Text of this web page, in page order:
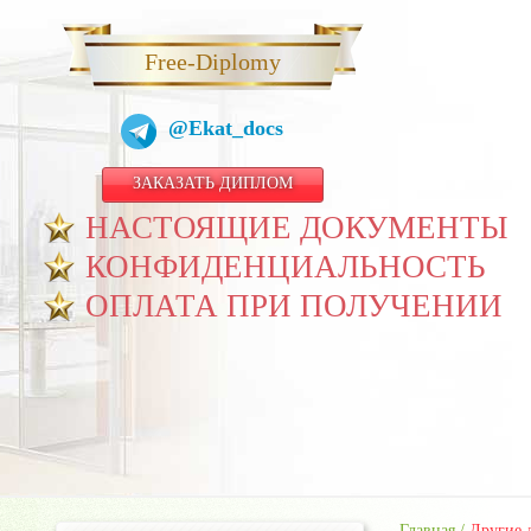
Free-Diplomy
@Ekat_docs
ЗАКАЗАТЬ ДИПЛОМ
НАСТОЯЩИЕ ДОКУМЕНТЫ
КОНФИДЕНЦИАЛЬНОСТЬ
ОПЛАТА ПРИ ПОЛУЧЕНИИ